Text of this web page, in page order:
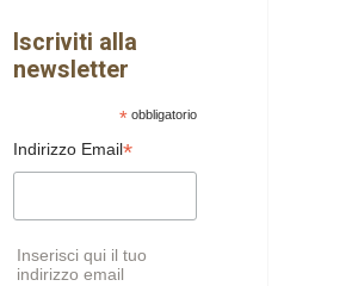
Iscriviti alla
newsletter
*obbligatorio
Indirizzo Email*
Inserisci qui il tuo
indirizzo email